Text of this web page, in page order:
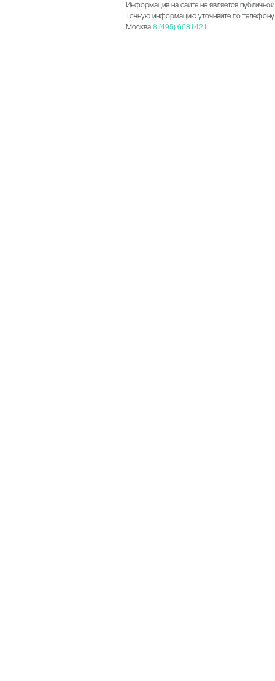
Информация на сайте не является
Точную информацию уточняйте по телефону
Москва 8 (495) 6681421